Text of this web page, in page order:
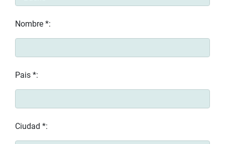
Nombre *:
Pais *:
Ciudad *: